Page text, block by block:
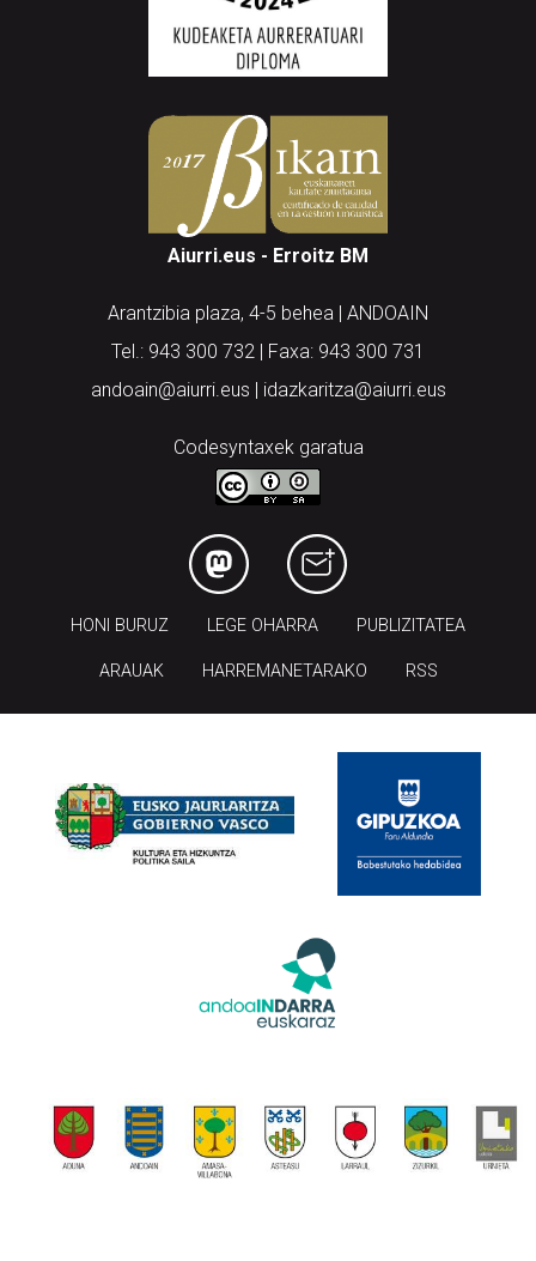
Aiurri.eus - Erroitz BM
Arantzibia plaza, 4-5 behea | ANDOAIN
Tel.: 943 300 732 | Faxa: 943 300 731
andoain@aiurri.eus | idazkaritza@aiurri.eus
Codesyntaxek garatua
HONI BURUZ LEGE OHARRA PUBLIZITATEA
ARAUAK HARREMANETARAKO RSS